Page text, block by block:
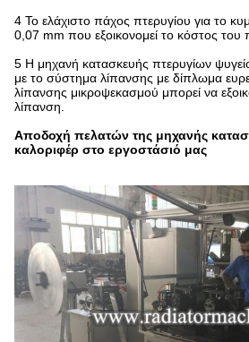
4 Το ελάχιστο πάχος πτερυγίου για το
0,07 mm που εξοικονομεί το κόστος του
5 Η μηχανή κατασκευής πτερυγίων
με το σύστημα λίπανσης με δίπλωμα
λίπανσης μικροψεκασμού μπορεί να
λίπανση.
Αποδοχή πελατών της μηχανής
καλοριφέρ στο εργοστάσιό μας